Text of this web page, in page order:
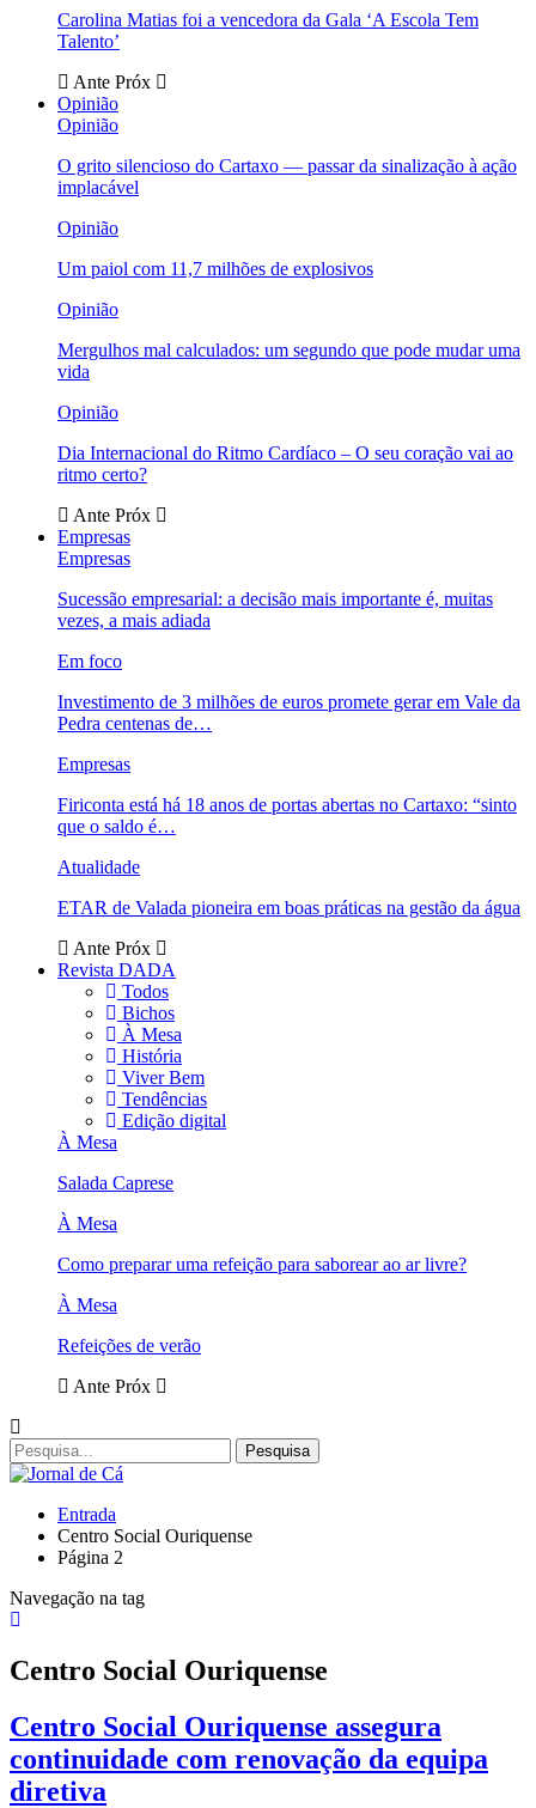
Carolina Matias foi a vencedora da Gala ‘A Escola Tem
Talento’
Ante Próx
Opinião
Opinião
O grito silencioso do Cartaxo — passar da sinalização à ação
implacável
Opinião
Um paiol com 11,7 milhões de explosivos
Opinião
Mergulhos mal calculados: um segundo que pode mudar uma
vida
Opinião
Dia Internacional do Ritmo Cardíaco – O seu coração vai ao
ritmo certo?
Ante Próx
Empresas
Empresas
Sucessão empresarial: a decisão mais importante é, muitas
vezes, a mais adiada
Em foco
Investimento de 3 milhões de euros promete gerar em Vale da
Pedra centenas de…
Empresas
Firiconta está há 18 anos de portas abertas no Cartaxo: “sinto
que o saldo é…
Atualidade
ETAR de Valada pioneira em boas práticas na gestão da água
Ante Próx
Revista DADA
Todos
Bichos
À Mesa
História
Viver Bem
Tendências
Edição digital
À Mesa
Salada Caprese
À Mesa
Como preparar uma refeição para saborear ao ar livre?
À Mesa
Refeições de verão
Ante Próx
Entrada
Centro Social Ouriquense
Página 2
Navegação na tag
Centro Social Ouriquense
Centro Social Ouriquense assegura
continuidade com renovação da equipa
diretiva